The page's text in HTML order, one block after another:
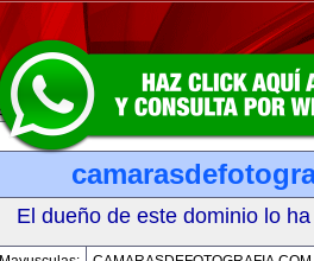
El dueño de este dominio lo